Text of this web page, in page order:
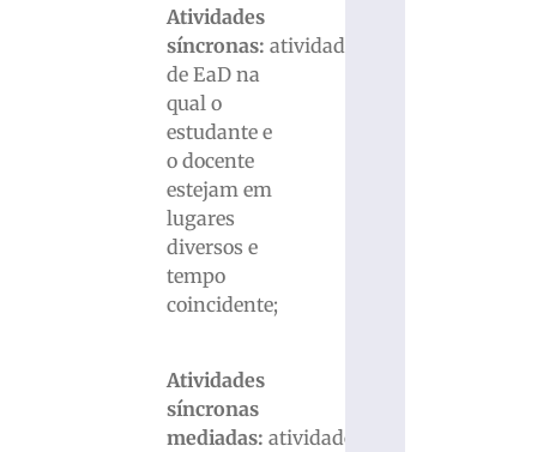
Atividades
síncronas: atividade
de EaD na
qual o
estudante e
o docente
estejam em
lugares
diversos e
tempo
coincidente;
Atividades
síncronas
mediadas: atividades